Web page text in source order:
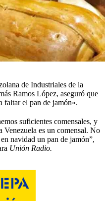
de Industriales de la
Ramos López, aseguró que
faltar el pan de jamón».
suficientes comensales, y
Venezuela es un comensal. No
navidad un pan de jamón”,
Unión Radio.